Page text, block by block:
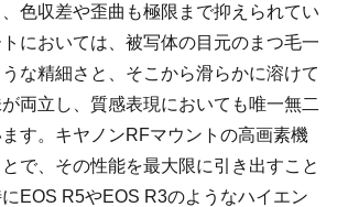
色収差や歪曲も極限まで抑えられてい
においては、被写体の目元のまつ毛一
な精細さと、そこから滑らかに溶けて
両立し、質感表現においても唯一無二
す。キヤノンRFマウントの高画素機
で、その性能を最大限に引き出すこと
EOS R5やEOS R3のようなハイエン